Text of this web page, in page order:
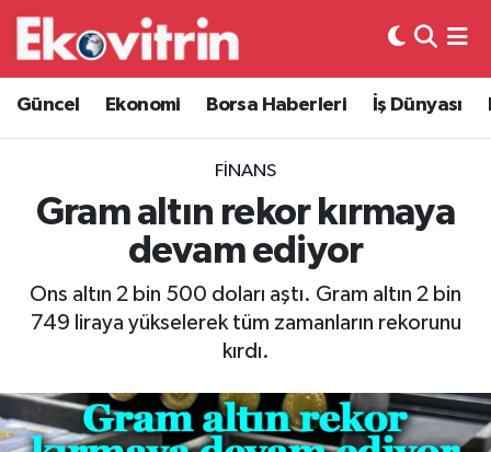
Güncel Ekonomi Borsa Haberleri İş Dünyası
FINANS
Gram altın rekor kırmaya
devam ediyor
Ons altın 2 bin 500 doları aştı. Gram altın 2 bin
749 liraya yükselerek tüm zamanların rekorunu
kırdı.
Güncel
Ekonomi
Borsa Haberleri
İş Dünyası
Lojistik
Asayiş
Hava Durumu
Trafik Durumu
Süper Lig Puan Durumu ve Fikstür
Tüm Manşetler
Son Dakika Haberleri